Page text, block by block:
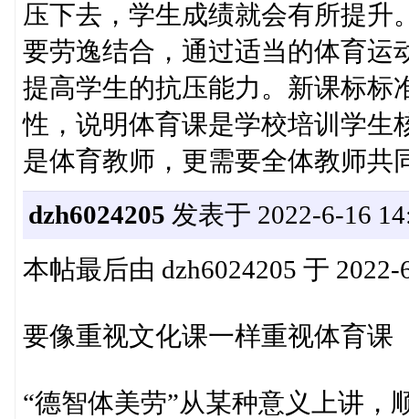
压下去，学生成绩就会有所提升
要劳逸结合，通过适当的体育运
提高学生的抗压能力。新课标标
性，说明体育课是学校培训学生
是体育教师，更需要全体教师共
dzh6024205 发表于 2022-6-16
本帖最后由 dzh6024205 于 2022-
要像重视文化课一样重视体育课
“德智体美劳”从某种意义上讲，